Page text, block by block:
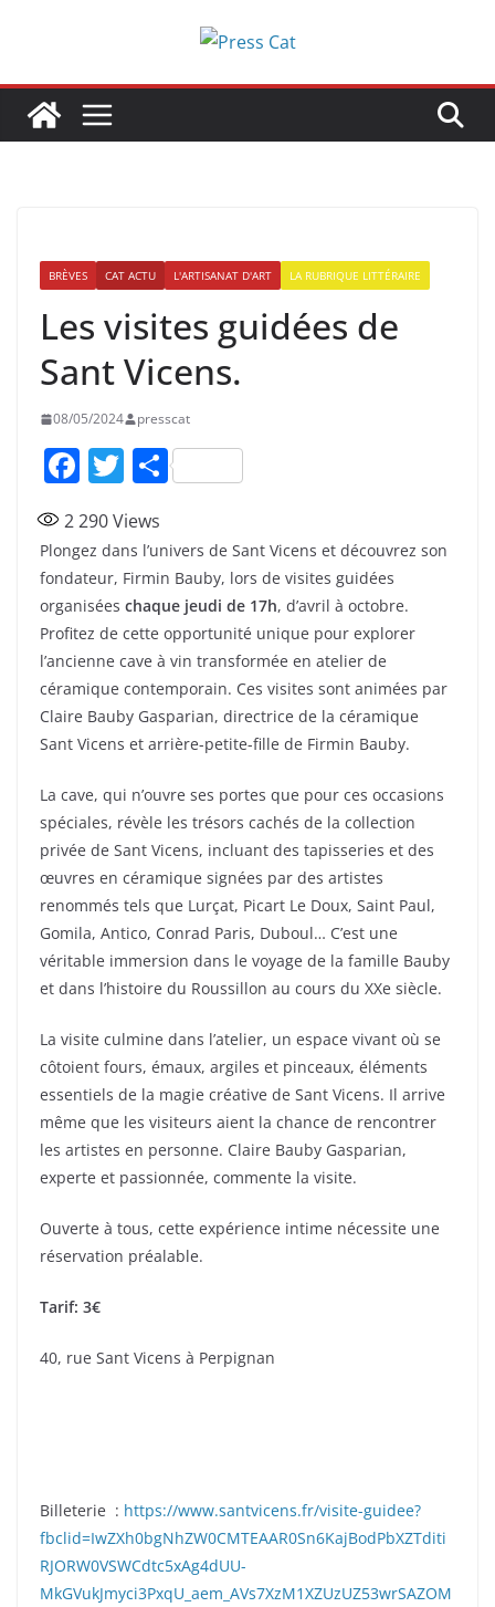
BRÈVES CAT ACTU L'ARTISANAT D'ART LA RUBRIQUE LITTÉRAIRE
Les visites guidées de
Sant Vicens.
08/05/2024 presscat
F
c
e
b
o
o
k
T
w
itt
er
P
ta
g
er
2 290Views
Plongez dans l’univers de Sant Vicens et découvrez son
fondateur, Firmin Bauby, lors de visites guidées
organisées chaque jeudi de 17h, d’avril à octobre.
Profitez de cette opportunité unique pour explorer
l’ancienne cave à vin transformée en atelier de
céramique contemporain. Ces visites sont animées par
Claire Bauby Gasparian, directrice de la céramique
Sant Vicens et arrière-petite-fille de Firmin Bauby.
La cave, qui n’ouvre ses portes que pour ces occasions
spéciales, révèle les trésors cachés de la collection
privée de Sant Vicens, incluant des tapisseries et des
œuvres en céramique signées par des artistes
renommés tels que Lurçat, Picart Le Doux, Saint Paul,
Gomila, Antico, Conrad Paris, Duboul… C’est une
véritable immersion dans le voyage de la famille Bauby
et dans l’histoire du Roussillon au cours du XXe siècle.
La visite culmine dans l’atelier, un espace vivant où se
côtoient fours, émaux, argiles et pinceaux, éléments
essentiels de la magie créative de Sant Vicens. Il arrive
même que les visiteurs aient la chance de rencontrer
les artistes en personne. Claire Bauby Gasparian,
experte et passionnée, commente la visite.
Ouverte à tous, cette expérience intime nécessite une
réservation préalable.
Tarif: 3€
40, rue Sant Vicens à Perpignan
Billeterie : https://www.santvicens.fr/visite-guidee?
fbclid=IwZXh0bgNhZW0CMTEAAR0Sn6KajBodPbXZTditi
RJORW0VSWCdtc5xAg4dUU-
MkGVukJmyci3PxqU_aem_AVs7XzM1XZUzUZ53wrSAZOM